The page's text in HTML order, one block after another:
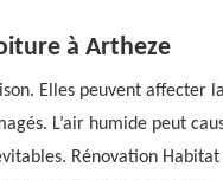
à Artheze
Elles peuvent affecter
L’air humide peut
Rénovation